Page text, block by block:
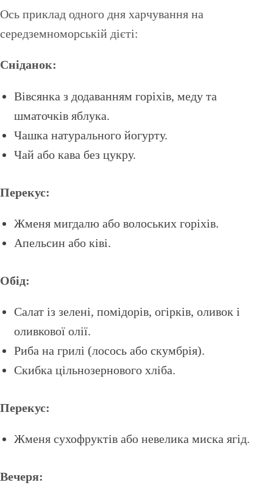
Ось приклад одного дня харчування на
середземноморській дієті:
Сніданок:
Вівсянка з додаванням горіхів, меду та
шматочків яблука.
Чашка натурального йогурту.
Чай або кава без цукру.
Перекус:
Жменя мигдалю або волоських горіхів.
Апельсин або ківі.
Обід:
Салат із зелені, помідорів, огірків, оливок і
оливкової олії.
Риба на грилі (лосось або скумбрія).
Скибка цільнозернового хліба.
Перекус:
Жменя сухофруктів або невелика миска ягід.
Вечеря: